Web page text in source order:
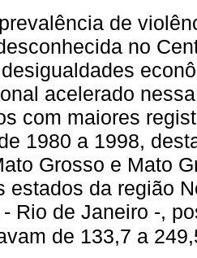
de
no
acelerado
com maiores
1980 a 1998,
Grosso e Mato
estados da região
Rio de Janeiro -,
de 133,7 a